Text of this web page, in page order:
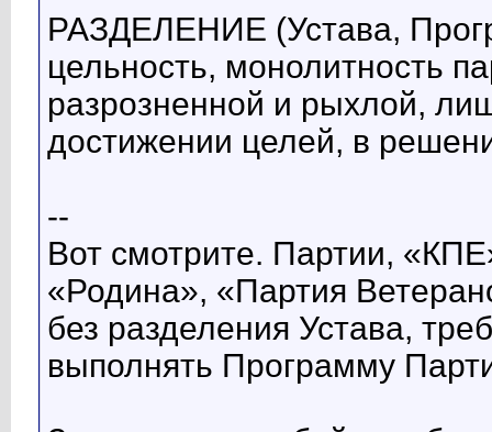
РАЗДЕЛЕНИЕ (Устава,
цельность, монолитность
разрозненной и рыхлой,
достижении целей, в
--
Вот смотрите. Партии,
«Родина», «Партия
без разделения Устава,
выполнять Программу